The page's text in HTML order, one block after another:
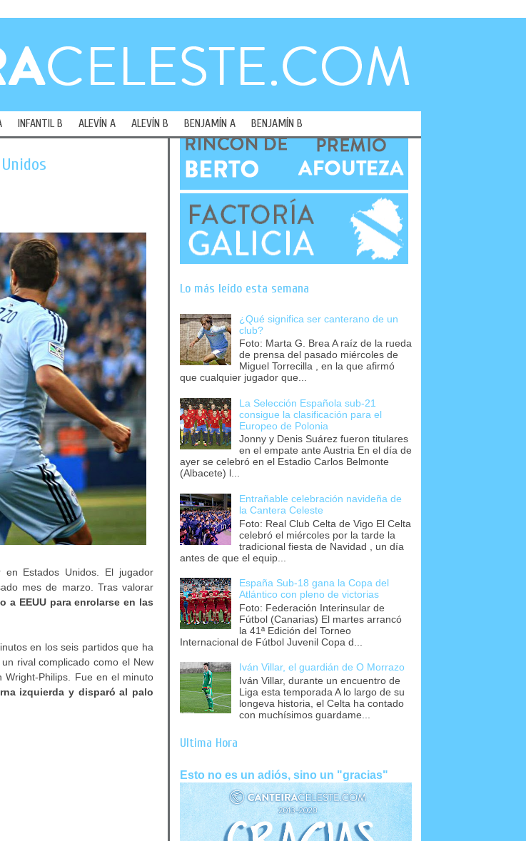
INFANTIL B ALEVÍN A ALEVÍN B BENJAMÍN A BENJAMÍN B
Estados Unidos. El jugador
mes de marzo. Tras valorar
a EEUU para enrolarse en las
en los seis partidos que ha
un rival complicado como el New
Wright-Philips. Fue en el minuto
izquierda y disparó al palo
Lo más leído esta semana
¿Qué significa ser canterano de un
club?
Foto: Marta G. Brea A raíz de la rueda
de prensa del pasado miércoles de
Miguel Torrecilla , en la que afirmó
que cualquier jugador que...
La Selección Española sub-21
consigue la clasificación para el
Europeo de Polonia
Jonny y Denis Suárez fueron titulares
en el empate ante Austria En el día de
ayer se celebró en el Estadio Carlos Belmonte
(Albacete) l...
Entrañable celebración navideña de
la Cantera Celeste
Foto: Real Club Celta de Vigo El Celta
celebró el miércoles por la tarde la
tradicional fiesta de Navidad , un día
antes de que el equip...
España Sub-18 gana la Copa del
Atlántico con pleno de victorias
Foto: Federación Interinsular de
Fútbol (Canarias) El martes arrancó
la 41ª Edición del Torneo
Internacional de Fútbol Juvenil Copa d...
Iván Villar, el guardián de O Morrazo
Iván Villar, durante un encuentro de
Liga esta temporada A lo largo de su
longeva historia, el Celta ha contado
con muchísimos guardame...
Última Hora
Esto no es un adiós, sino un "gracias"